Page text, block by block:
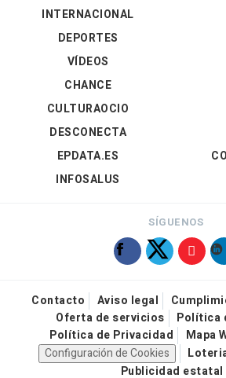
INTERNACIONAL
DEPORTES
VÍDEOS
CHANCE
CULTURAOCIO
DESCONECTA
EPDATA.ES
INFOSALUS
SÍGUENOS
Contacto Aviso legal
Oferta de servicios
Política
Política de Privacidad
Mapa
Configuración de Cookies
Publicidad estatal